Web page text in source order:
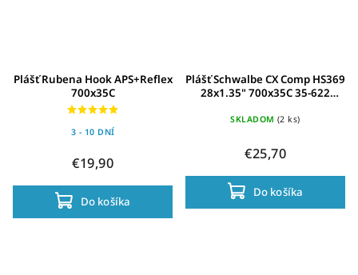
Plášť Rubena Hook APS+Reflex
700x35C
3 - 10 DNÍ
€19,90
Do košíka
Plášť Schwalbe CX Comp HS369
28x1.35" 700x35C 35-622
SKLADOM (2 ks)
€25,70
Do košíka